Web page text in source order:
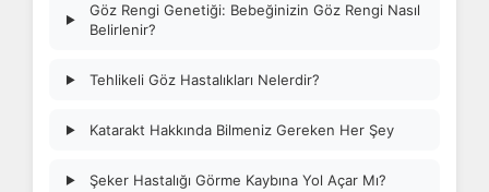
▶
Göz Rengi Genetiği: Bebeğinizin Göz Rengi Nasıl
Belirlenir?
▶ Tehlikeli Göz Hastalıkları Nelerdir?
▶ Katarakt Hakkında Bilmeniz Gereken Her Şey
▶ Şeker Hastalığı Görme Kaybına Yol Açar Mı?